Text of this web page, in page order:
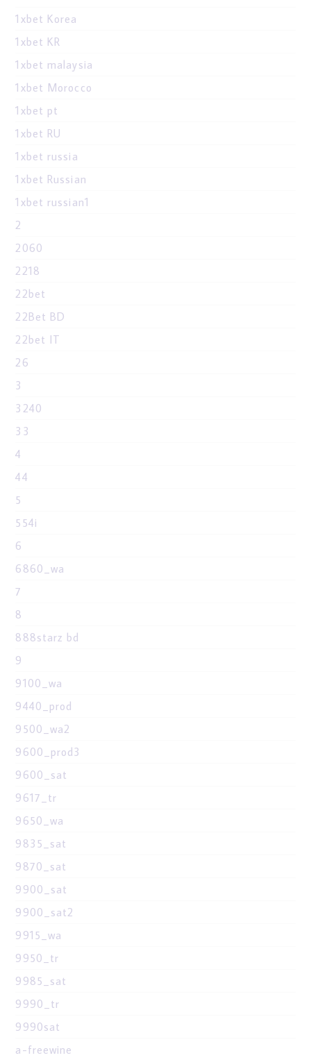
1xbet Korea
1xbet KR
1xbet malaysia
1xbet Morocco
1xbet pt
1xbet RU
1xbet russia
1xbet Russian
1xbet russian1
2
2060
2218
22bet
22Bet BD
22bet IT
26
3
3240
33
4
44
5
554i
6
6860_wa
7
8
888starz bd
9
9100_wa
9440_prod
9500_wa2
9600_prod3
9600_sat
9617_tr
9650_wa
9835_sat
9870_sat
9900_sat
9900_sat2
9915_wa
9950_tr
9985_sat
9990_tr
9990sat
a-freewine